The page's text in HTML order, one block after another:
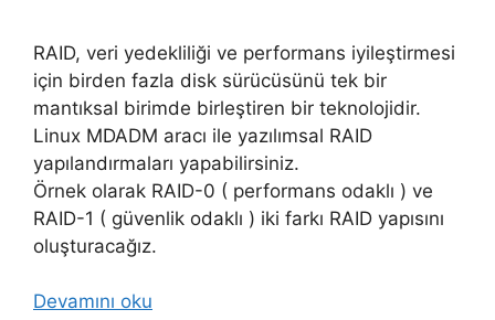
RAID, veri yedekliliği ve performans iyileştirmesi
için birden fazla disk sürücüsünü tek bir
mantıksal birimde birleştiren bir teknolojidir.
Linux MDADM aracı ile yazılımsal RAID
yapılandırmaları yapabilirsiniz.
Örnek olarak RAID-0 ( performans odaklı ) ve
RAID-1 ( güvenlik odaklı ) iki farkı RAID yapısını
oluşturacağız.
Devamını oku